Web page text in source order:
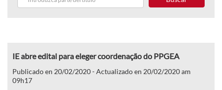
IE abre edital para eleger coordenação do PPGEA
Publicado en 20/02/2020 - Actualizado en 20/02/2020 am
09h17